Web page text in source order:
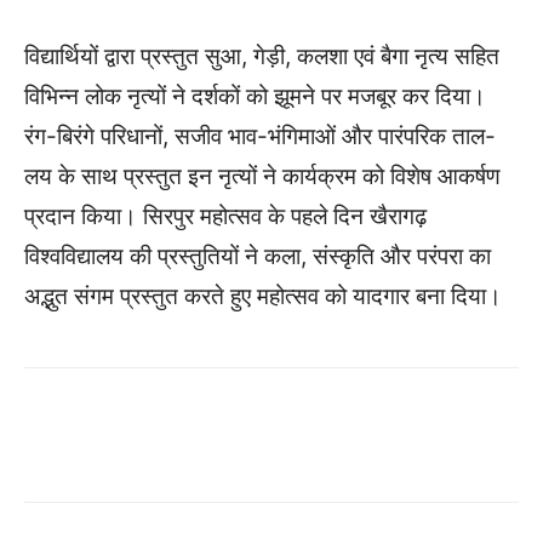
विद्यार्थियों द्वारा प्रस्तुत सुआ, गेड़ी, कलशा एवं बैगा नृत्य सहित
विभिन्न लोक नृत्यों ने दर्शकों को झूमने पर मजबूर कर दिया।
रंग-बिरंगे परिधानों, सजीव भाव-भंगिमाओं और पारंपरिक ताल-
लय के साथ प्रस्तुत इन नृत्यों ने कार्यक्रम को विशेष आकर्षण
प्रदान किया। सिरपुर महोत्सव के पहले दिन खैरागढ़
विश्वविद्यालय की प्रस्तुतियों ने कला, संस्कृति और परंपरा का
अद्भुत संगम प्रस्तुत करते हुए महोत्सव को यादगार बना दिया।